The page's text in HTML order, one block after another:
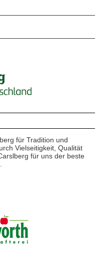
für Tradition und
Vielseitigkeit, Qualität
für uns der beste